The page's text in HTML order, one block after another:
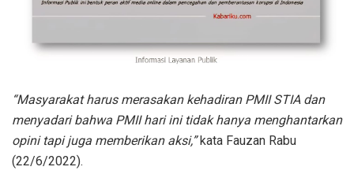
“Masyarakat harus merasakan kehadiran PMII STIA dan
menyadari bahwa PMII hari ini tidak hanya menghantarkan
opini tapi juga memberikan aksi,”kata Fauzan Rabu
(22/6/2022).